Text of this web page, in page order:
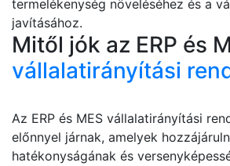
termelékenység növeléséhez és a
javításához.
Mitől jók az ERP és
vállalatirányítási
Az ERP és MES vállalatirányítási
előnnyel járnak, amelyek
hatékonyságának és